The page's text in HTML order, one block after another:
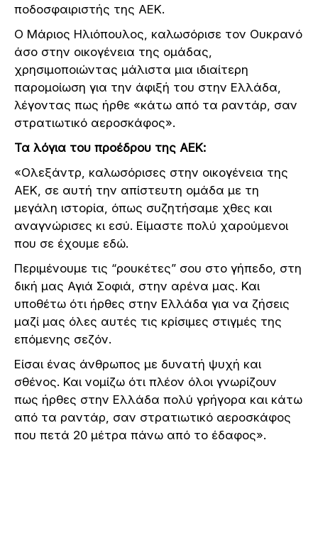
ποδοσφαιριστής της ΑΕΚ.
Ο Μάριος Ηλιόπουλος, καλωσόρισε τον Ουκρανό
άσο στην οικογένεια της ομάδας,
χρησιμοποιώντας μάλιστα μια ιδιαίτερη
παρομοίωση για την άφιξή του στην Ελλάδα,
λέγοντας πως ήρθε «κάτω από τα ραντάρ, σαν
στρατιωτικό αεροσκάφος».
Τα λόγια του προέδρου της ΑΕΚ:
«Ολεξάντρ, καλωσόρισες στην οικογένεια της
ΑΕΚ, σε αυτή την απίστευτη ομάδα με τη
μεγάλη ιστορία, όπως συζητήσαμε χθες και
αναγνώρισες κι εσύ. Είμαστε πολύ χαρούμενοι
που σε έχουμε εδώ.
Περιμένουμε τις “ρουκέτες” σου στο γήπεδο, στη
δική μας Αγιά Σοφιά, στην αρένα μας. Και
υποθέτω ότι ήρθες στην Ελλάδα για να ζήσεις
μαζί μας όλες αυτές τις κρίσιμες στιγμές της
επόμενης σεζόν.
Είσαι ένας άνθρωπος με δυνατή ψυχή και
σθένος. Και νομίζω ότι πλέον όλοι γνωρίζουν
πως ήρθες στην Ελλάδα πολύ γρήγορα και κάτω
από τα ραντάρ, σαν στρατιωτικό αεροσκάφος
που πετά 20 μέτρα πάνω από το έδαφος».